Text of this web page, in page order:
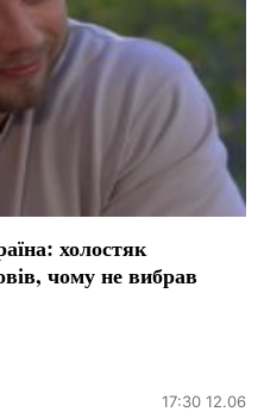
холостяк
чому не вибрав
17:30 12.06